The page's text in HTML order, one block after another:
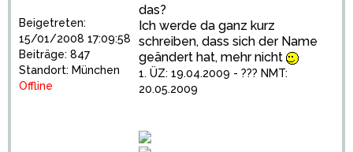
Beigetreten:
15/01/2008 17:09:58
Beiträge: 847
Standort: München
Offline
das?
Ich werde da ganz kurz
schreiben, dass sich der Name
geändert hat, mehr nicht
1. ÜZ: 19.04.2009 - ??? NMT:
20.05.2009